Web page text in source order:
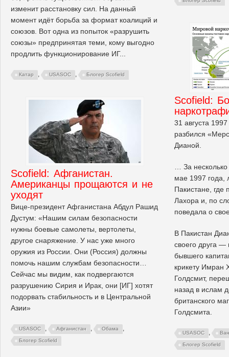
изменит расстановку сил. На данный
момент идёт борьба за формат коалиций и
союзов. Вот одна из попыток «разрушить
союзы» предпринятая теми, кому выгодно
продлить функционирование ИГ...
Катар , USASOC , Блогер Scofield
Scofield:
31 августа
разбился
Дианой.
… За
мае 1997 года,
Пакистане, где
Лахора и, по
поведала о
В Пакистан
своего друга —
бывшего
крикету
Голдсмит,
назад в ислам
британского
Голдсмита.
USASOC ,
Блогер Scofield
Scofield: Афганистан.
Американцы прощаются и не
уходят
Вице-президент Афганистана Абдул Рашид
Дустум: «Нашим силам безопасности
нужны боевые самолеты, вертолеты,
другое снаряжение. У нас уже много
оружия из России. Они (Россия) должны
помочь нашим службам безопасности…
Сейчас мы видим, как подвергаются
разрушению Сирия и Ирак, они [ИГ] хотят
подорвать стабильность и в Центральной
Азии»
USASOC , Афганистан , Обама ,
Блогер Scofield